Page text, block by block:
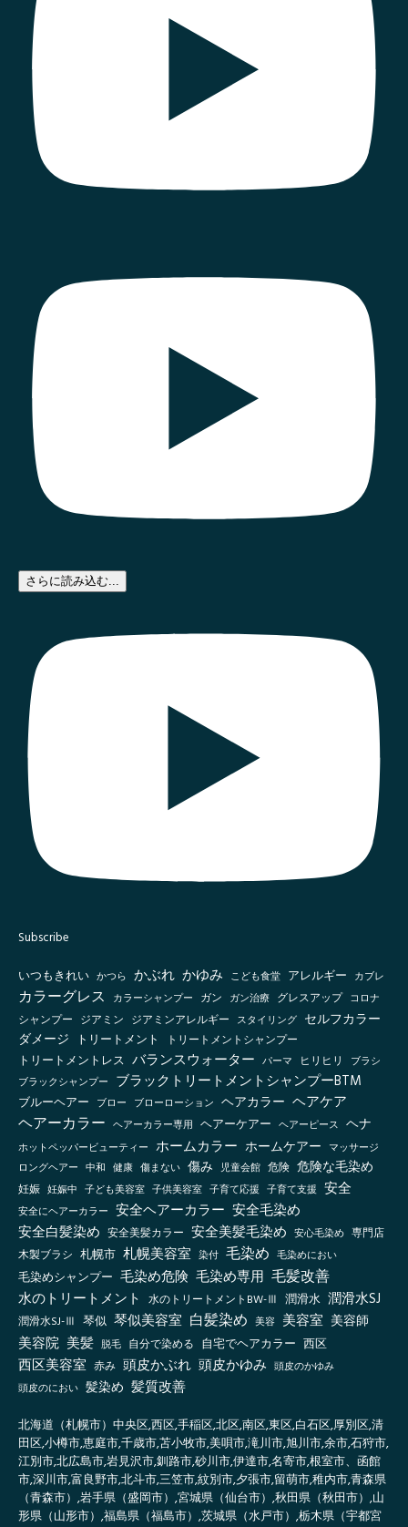
さらに読み込む...
Subscribe
いつもきれい かつら かぶれ かゆみ こども食堂 アレルギー カブレ
カラーグレス カラーシャンプー ガン ガン治療 グレスアップ コロナ
シャンプー ジアミン ジアミンアレルギー スタイリング セルフカラー
ダメージ
トリートメント
トリートメントシャンプー
トリートメントレス バランスウォーター パーマ ヒリヒリ ブラシ
ブラックシャンプー ブラックトリートメントシャンプーBTM
ブルーヘアー ブロー ブローローション ヘアカラー ヘアケア
ヘアーカラー ヘアーカラー専用 ヘアーケアー ヘアーピース ヘナ
ホットペッパービューティー ホームカラー ホームケアー マッサージ
ロングヘアー 中和 健康 傷まない 傷み 児童会館 危険 危険な毛染め
妊娠 妊娠中 子ども美容室 子供美容室 子育て応援 子育て支援 安全
安全にヘアーカラー 安全ヘアーカラー 安全毛染め
安全白髪染め 安全美髪カラー 安全美髪毛染め 安心毛染め 専門店
木製ブラシ 札幌市 札幌美容室 染付 毛染め 毛染めにおい
毛染めシャンプー 毛染め危険 毛染め専用 毛髪改善
水のトリートメント 水のトリートメントBW-Ⅲ 潤滑水 潤滑水SJ
潤滑水SJ-Ⅲ 琴似 琴似美容室 白髪染め 美容 美容室 美容師
美容院 美髪 脱毛 自分で染める 自宅でヘアカラー 西区
西区美容室 赤み 頭皮かぶれ 頭皮かゆみ 頭皮のかゆみ
頭皮のにおい 髪染め 髪質改善
北海道（札幌市）中央区,西区,手稲区,北区,南区,東区,白石区,厚別区,清
田区,小樽市,恵庭市,千歳市,苫小牧市,美唄市,滝川市,旭川市,余市,石狩市,
江別市,北広島市,岩見沢市,釧路市,砂川市,伊達市,名寄市,根室市、函館
市,深川市,富良野市,北斗市,三笠市,紋別市,夕張市,留萌市,稚内市,青森県
（青森市）,岩手県（盛岡市）,宮城県（仙台市）,秋田県（秋田市）,山
形県（山形市）,福島県（福島市）,茨城県（水戸市）,栃木県（宇都宮